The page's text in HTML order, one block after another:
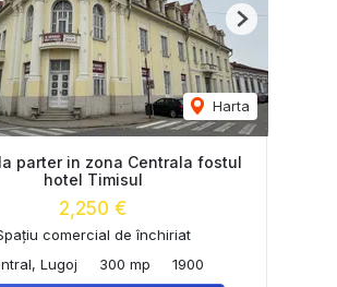
Harta
Next
parter in zona Centrala fostul
hotel Timisul
2,250 €
comercial de închiriat
Lugoj
300 mp 1900